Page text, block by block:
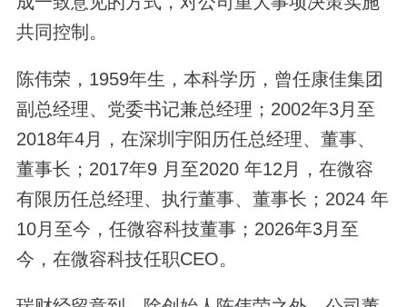
共同控制。
陈伟荣，1959年生，本科学历，曾任康佳集团
副总经理、党委书记兼总经理；2002年3月至
2018年4月，在深圳宇阳历任总经理、董事、
董事长；2017年9 月至2020 年12月，在微容
有限历任总经理、执行董事、董事长；2024 年
10月至今，任微容科技董事；2026年3月至
今，在微容科技任职CEO。